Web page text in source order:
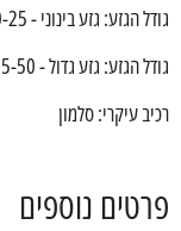
גודל הגזע: גזע בינוני - 10-25 ק"ג
גודל הגזע: גזע גדול - 25-50 ק"ג
רכיב עיקרי: סלמון
פרטים נוספים